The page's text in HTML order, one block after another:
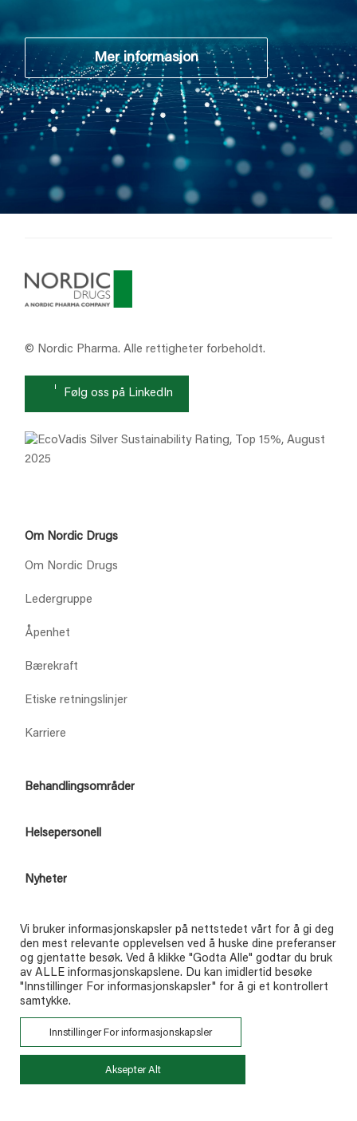
Mer informasjon
© Nordic Pharma. Alle rettigheter forbeholdt.
Følg oss på LinkedIn
Disclaimer Personvernpolicy Cookie Policy
Om Nordic Drugs
Om Nordic Drugs
Ledergruppe
Åpenhet
Bærekraft
Etiske retningslinjer
Karriere
Behandlingsområder
Helsepersonell
Nyheter
Kontakt
Kontakt
Bestill materiell
Vi bruker informasjonskapsler på nettstedet vårt for å gi deg
den mest relevante opplevelsen ved å huske dine preferanser
og gjentatte besøk. Ved å klikke "Godta Alle" godtar du bruk
av ALLE informasjonskapslene. Du kan imidlertid besøke
"Innstillinger For informasjonskapsler" for å gi et kontrollert
samtykke.
Innstillinger For informasjonskapsler
Aksepter Alt